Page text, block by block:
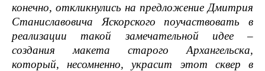
конечно, откликнулись на предложение Дмитрия
Станиславовича Яскорского поучаствовать в
реализации такой замечательной идее –
создания макета старого Архангельска,
который, несомненно, украсит этот сквер в